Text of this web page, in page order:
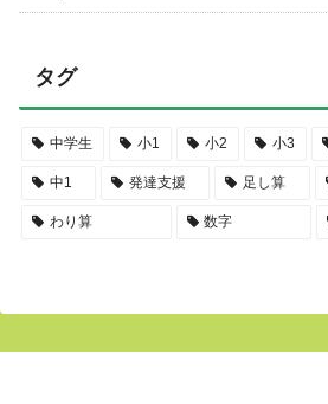
タグ
中学生 小1 小2 小3
中1 発達支援 足し算
わり算 数字